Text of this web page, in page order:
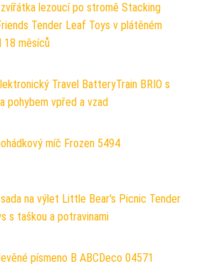
zvířátka lezoucí po stromě Stacking
Tender Leaf Toys v plátěném
18 měsíců
Travel BatteryTrain BRIO s
pohybem vpřed a vzad
míč Frozen 5494
sada na výlet Little Bear's Picnic Tender
s taškou a potravinami
písmeno B ABCDeco 04571